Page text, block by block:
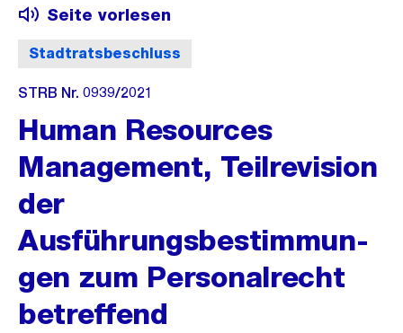
Stadtratsbeschluss
Seite vorlesen
STRB Nr. 0939/2021
Human Resources
Management, Teilrevision
der
Ausführungsbestimmun-
gen zum Personalrecht
betreffend